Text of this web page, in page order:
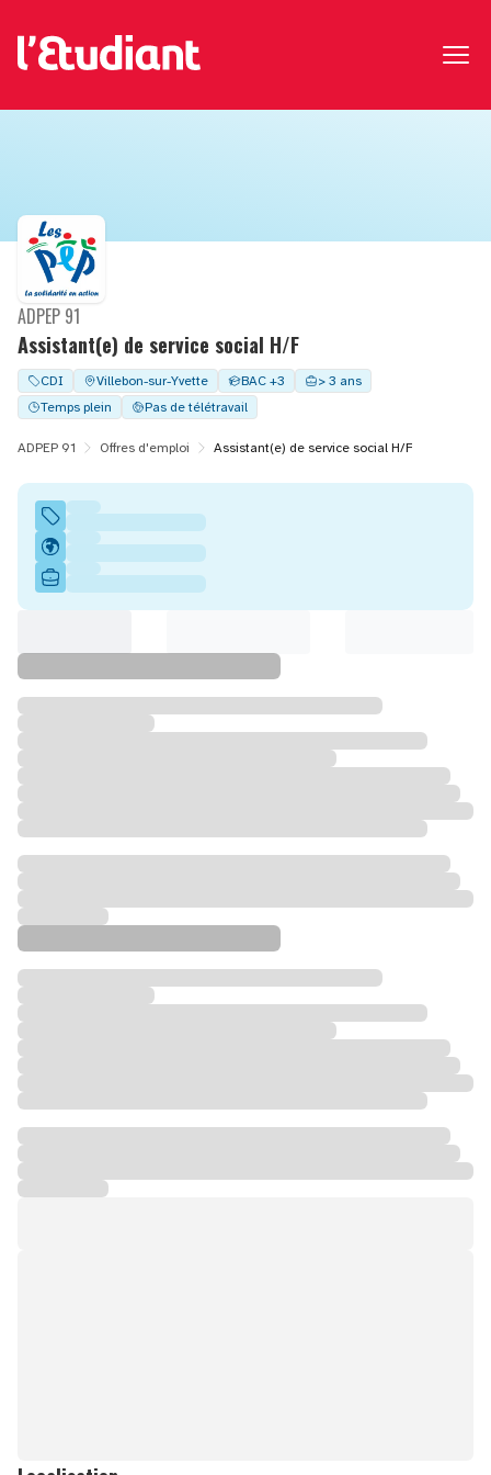
Assistant(e) de service social H/F
ADPEP 91
CDI Villebon-sur-Yvette BAC +3
> 3 ans
Temps plein
Pas de télétravail
ADPEP 91 Offres d'emploi Assistant(e) de service social H/F